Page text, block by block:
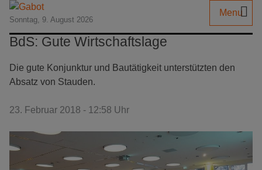
Sonntag, 9. August 2026
Menu
BdS: Gute Wirtschaftslage
Die gute Konjunktur und Bautätigkeit unterstützten den
Absatz von Stauden.
23. Februar 2018 - 12:58 Uhr